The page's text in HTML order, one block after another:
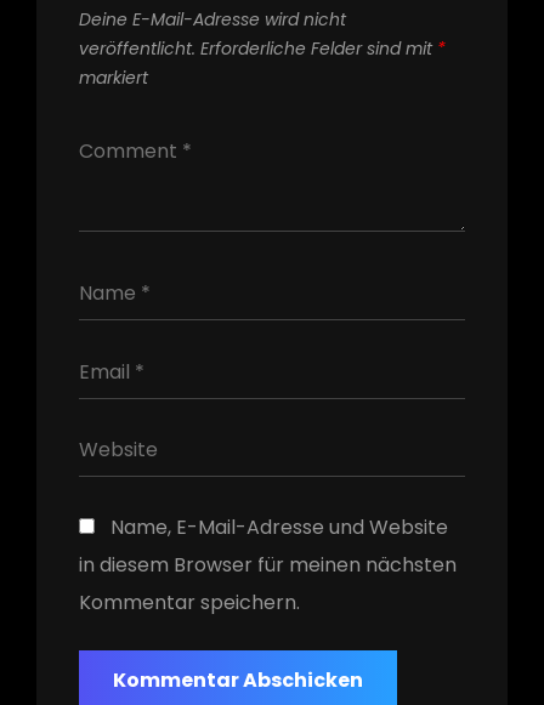
Deine E-Mail-Adresse wird nicht
veröffentlicht. Erforderliche Felder sind mit *
markiert
Name, E-Mail-Adresse und Website
in diesem Browser für meinen nächsten
Kommentar speichern.